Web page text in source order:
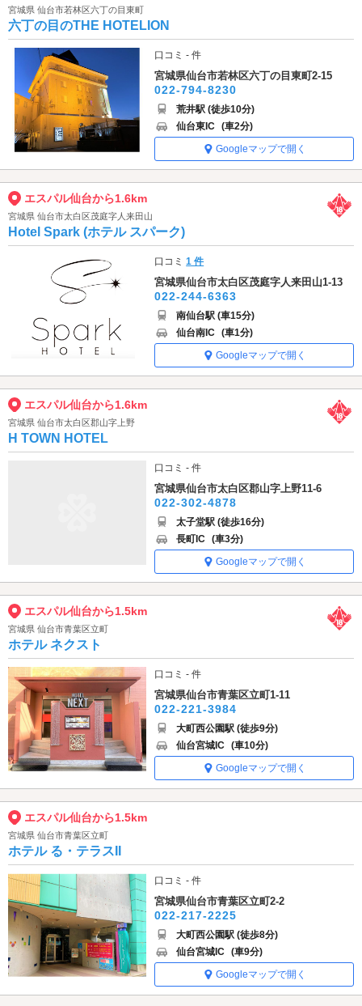
宮城県 仙台市若林区六丁の目東町
六丁の目のTHE HOTELION
口コミ - 件
宮城県仙台市若林区六丁の目東町2-15
022-794-8230
荒井駅 (徒歩10分)
仙台東IC (車2分)
Googleマップで開く
エスパル仙台から1.6km
宮城県 仙台市太白区茂庭字人来田山
Hotel Spark (ホテル スパーク)
口コミ1 件
宮城県仙台市太白区茂庭字人来田山1-13
022-244-6363
南仙台駅 (車15分)
仙台南IC (車1分)
Googleマップで開く
エスパル仙台から1.6km
宮城県 仙台市太白区郡山字上野
H TOWN HOTEL
口コミ - 件
宮城県仙台市太白区郡山字上野11-6
022-302-4878
太子堂駅 (徒歩16分)
長町IC (車3分)
Googleマップで開く
エスパル仙台から1.5km
宮城県 仙台市青葉区立町
ホテル ネクスト
口コミ - 件
宮城県仙台市青葉区立町1-11
022-221-3984
大町西公園駅 (徒歩9分)
仙台宮城IC (車10分)
Googleマップで開く
エスパル仙台から1.5km
宮城県 仙台市青葉区立町
ホテル る・テラスII
口コミ - 件
宮城県仙台市青葉区立町2-2
022-217-2225
大町西公園駅 (徒歩8分)
仙台宮城IC (車9分)
Googleマップで開く